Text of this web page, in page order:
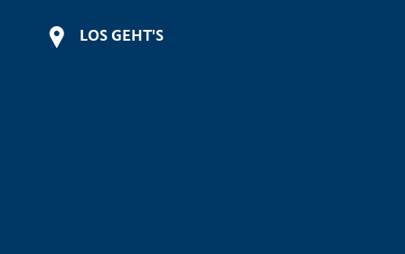
LOS GEHT'S